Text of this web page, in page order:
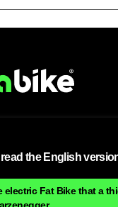
the English
electric Fat Bike that a